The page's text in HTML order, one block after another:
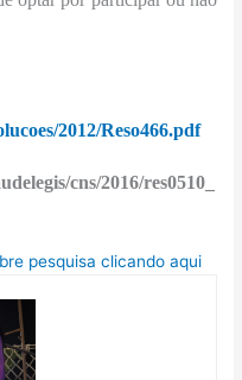
2012/Reso466.pdf
cns/2016/res0510_
pesquisa clicando aqui